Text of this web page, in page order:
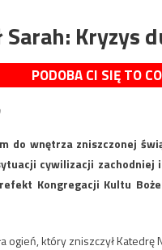
Sarah: Kryzys
PODOBA CI SIĘ TO
do wnętrza zniszczonej
cywilizacji zachodniej
Kongregacji Kultu
ogień, który zniszczył